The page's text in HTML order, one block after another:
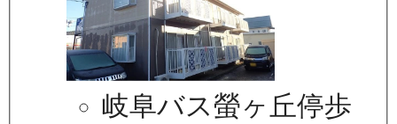
岐阜バス螢ヶ丘停歩